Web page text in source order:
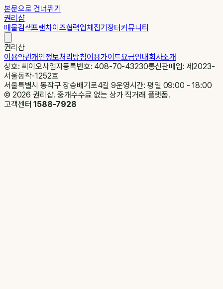
본문으로 건너뛰기
권리샵
매물검색프랜차이즈협력업체집기장터커뮤니티
권리샵
이용약관개인정보처리방침이용가이드요금안내회사소개
상호: 씨이오사업자등록번호: 408-70-43230통신판매업: 제2023-
서울동작-1252호
서울특별시 동작구 장승배기로4길 9운영시간: 평일 09:00 - 18:00
© 2026 권리샵. 중개수수료 없는 상가 직거래 플랫폼.
고객센터1588-7928